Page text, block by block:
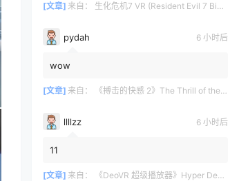
[文章] 来自： 生化危机7 VR (Resident Evil 7 Biohazard VR)
pydah 6 小时后
wow
[文章] 来自： 《搏击的快感 2》The Thrill of the Fight 2
llllzz 6 小时后
11
[文章] 来自： 《DeoVR 超级播放器》Hyper DeoVR – VR Video Streaming